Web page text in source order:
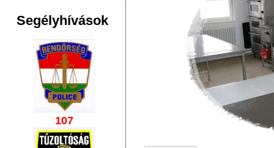
Segélyhívások
107